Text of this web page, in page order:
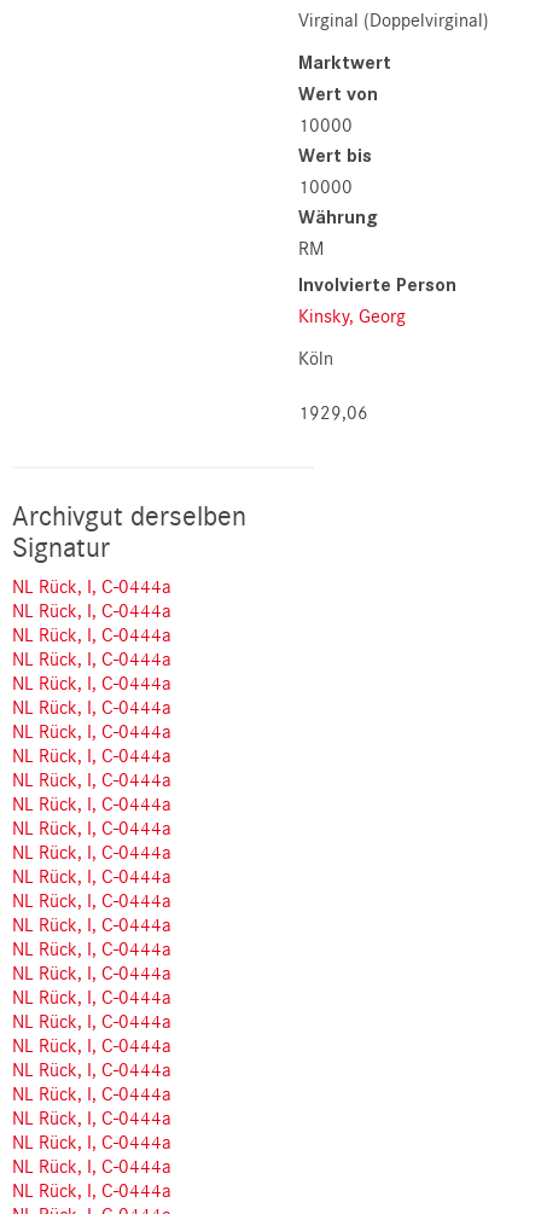
Virginal (Doppelvirginal)
Marktwert
Wert von
10000
Wert bis
10000
Währung
RM
Involvierte Person
Kinsky, Georg
Köln
1929,06
Archivgut derselben
Signatur
NL Rück, I, C-0444a
NL Rück, I, C-0444a
NL Rück, I, C-0444a
NL Rück, I, C-0444a
NL Rück, I, C-0444a
NL Rück, I, C-0444a
NL Rück, I, C-0444a
NL Rück, I, C-0444a
NL Rück, I, C-0444a
NL Rück, I, C-0444a
NL Rück, I, C-0444a
NL Rück, I, C-0444a
NL Rück, I, C-0444a
NL Rück, I, C-0444a
NL Rück, I, C-0444a
NL Rück, I, C-0444a
NL Rück, I, C-0444a
NL Rück, I, C-0444a
NL Rück, I, C-0444a
NL Rück, I, C-0444a
NL Rück, I, C-0444a
NL Rück, I, C-0444a
NL Rück, I, C-0444a
NL Rück, I, C-0444a
NL Rück, I, C-0444a
NL Rück, I, C-0444a